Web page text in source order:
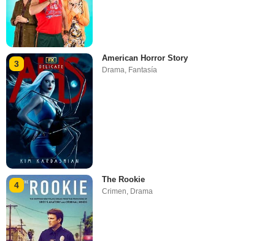
3
American Horror Story
Drama, Fantasía
4
The Rookie
Crimen, Drama